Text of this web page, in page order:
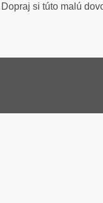
si túto malú